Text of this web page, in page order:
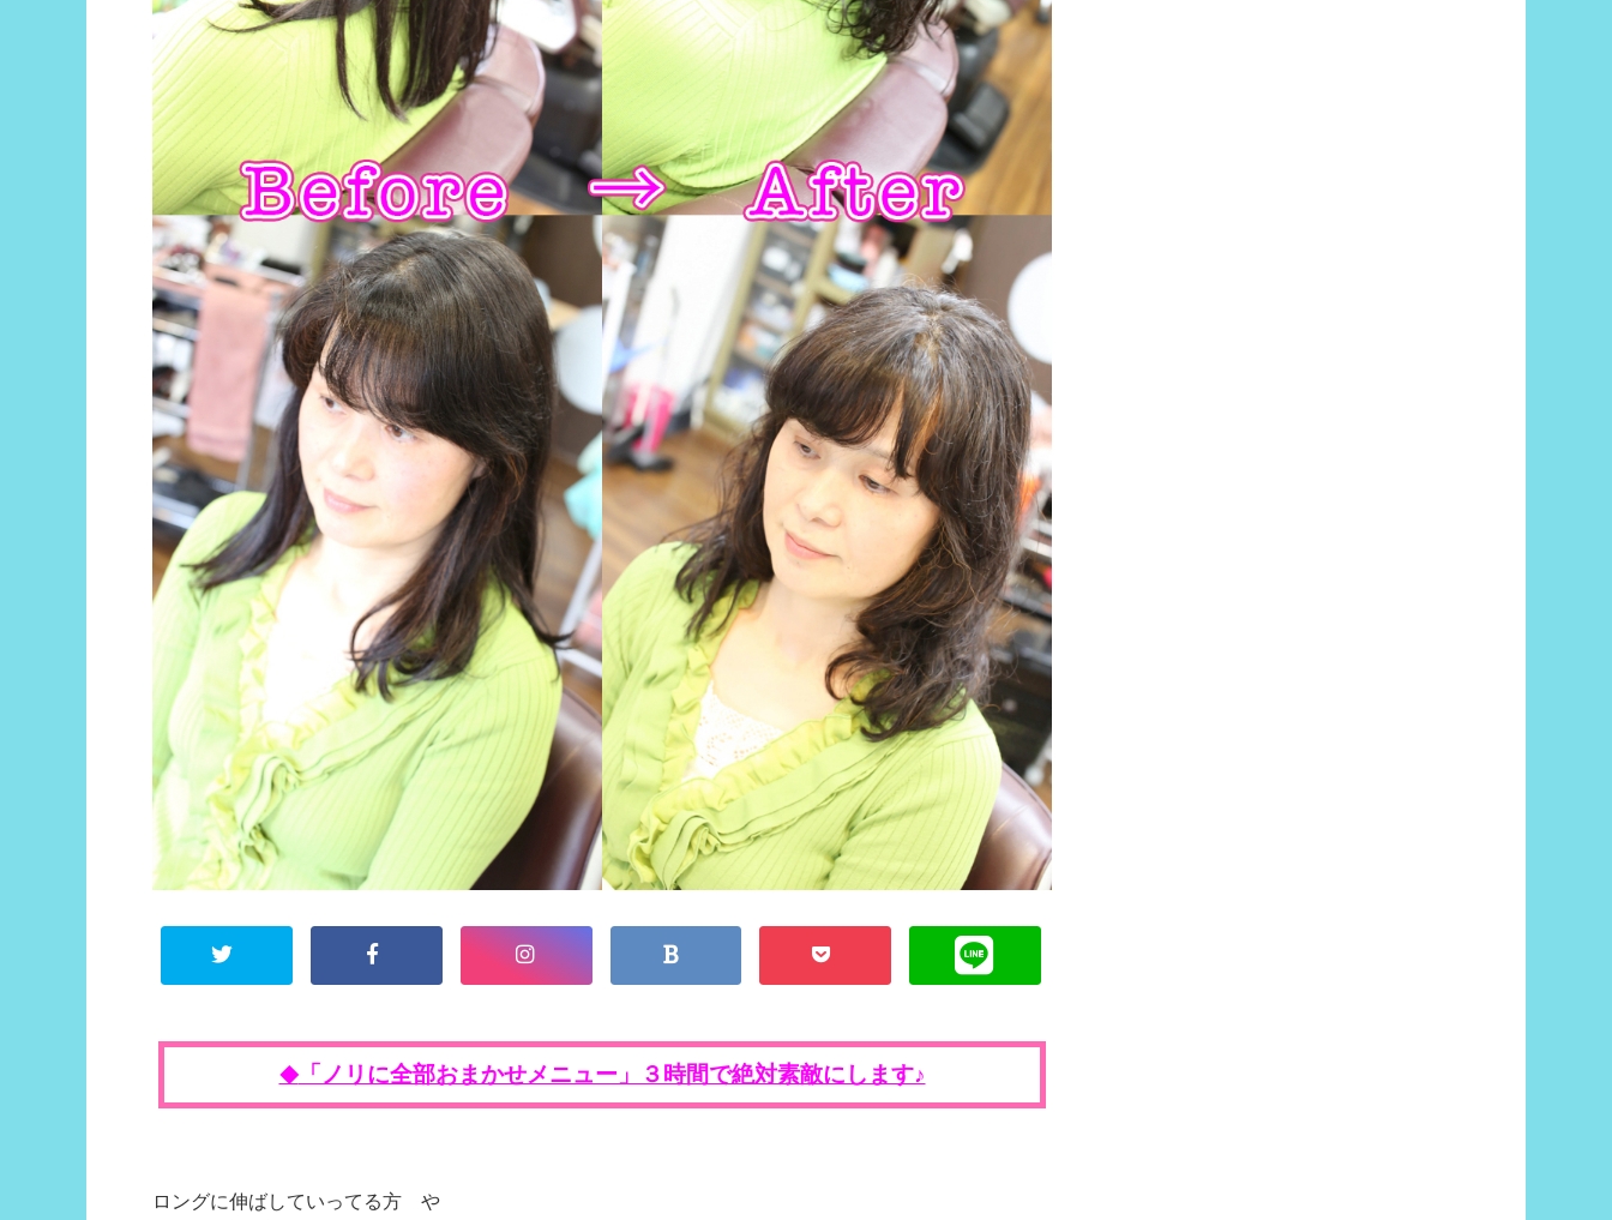
◆「ノリに全部おまかせメニュー」３時間で絶対素敵にします♪
ロングに伸ばしていってる方 や